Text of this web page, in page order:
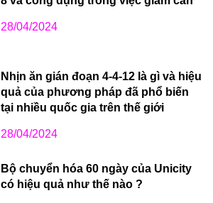
28/04/2024
Nhịn ăn gián đoạn 4-4-12 là gì và hiệu
quả của phương pháp đã phổ biến
tại nhiều quốc gia trên thế giới
28/04/2024
Bộ chuyển hóa 60 ngày của Unicity
có hiệu quả như thế nào ?